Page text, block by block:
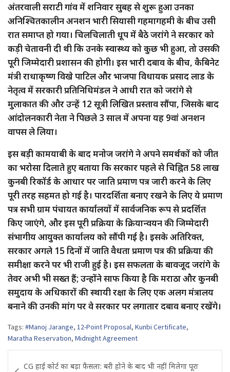
अंतरवाली सराटी गांव में शनिवार सुबह से शुरू हुआ उनका
अनिश्चितकालीन अनशन भारी सियासी गहमागहमी के बीच उसी
रात समाप्त हो गया। चिलचिलाती धूप में बैठे जरांगे ने सरकार को
कड़ी चेतावनी दी थी कि उनके स्वास्थ्य को कुछ भी हुआ, तो उसकी
पूरी जिम्मेदारी प्रशासन की होगी। इस भारी दबाव के बीच, कैबिनेट
मंत्री राधाकृष्ण विखे पाटिल और भाजपा विधायक प्रसाद लाड के
नेतृत्व में सरकारी प्रतिनिधिमंडल ने आधी रात को जरांगे से
मुलाकात की और उन्हें 12 सूत्री लिखित प्रस्ताव सौंपा, जिसके बाद
आंदोलनकारी नेता ने पिछले 3 साल में अपना यह 9वां अनशन
वापस ले लिया।
इस बड़ी कामयाबी के बाद मनोज जरांगे ने अपने समर्थकों को जीत
का भरोसा दिलाते हुए बताया कि सरकार पहले से चिह्नित 58 लाख
कुनबी रिकॉर्ड के आधार पर जाति प्रमाण पत्र जारी करने के लिए
पूरी तरह सहमत हो गई है। पारदर्शिता बनाए रखने के लिए ये प्रमाण
पत्र सभी ग्राम पंचायत कार्यालयों में सार्वजनिक रूप से प्रदर्शित
किए जाएंगे, और इस पूरी प्रक्रिया के क्रियान्वयन की जिम्मेदारी
संभागीय आयुक्त कार्यालय को सौंपी गई है। इसके अतिरिक्त,
सरकार अगले 15 दिनों में जाति वैधता प्रमाण पत्र की प्रक्रिया की
समीक्षा करने पर भी राजी हुई है। इस सफलता के बावजूद जरांगे के
तेवर अभी भी सख्त हैं; उन्होंने साफ किया है कि मराठा और कुनबी
समुदाय के अधिकारों की स्थायी रक्षा के लिए एक अलग मंत्रालय
बनाने की उनकी मांग पर वे सरकार पर लगातार दबाव बनाए रखेंगे।
Tags: #Manoj Jarange, 12-Point Proposal, Kunbi Certificate,
Maratha Reservation, Midnight Agreement
CG हाई कोर्ट का बड़ा फैसला: बरी होने के बाद भी नहीं मिलेगा पूरा